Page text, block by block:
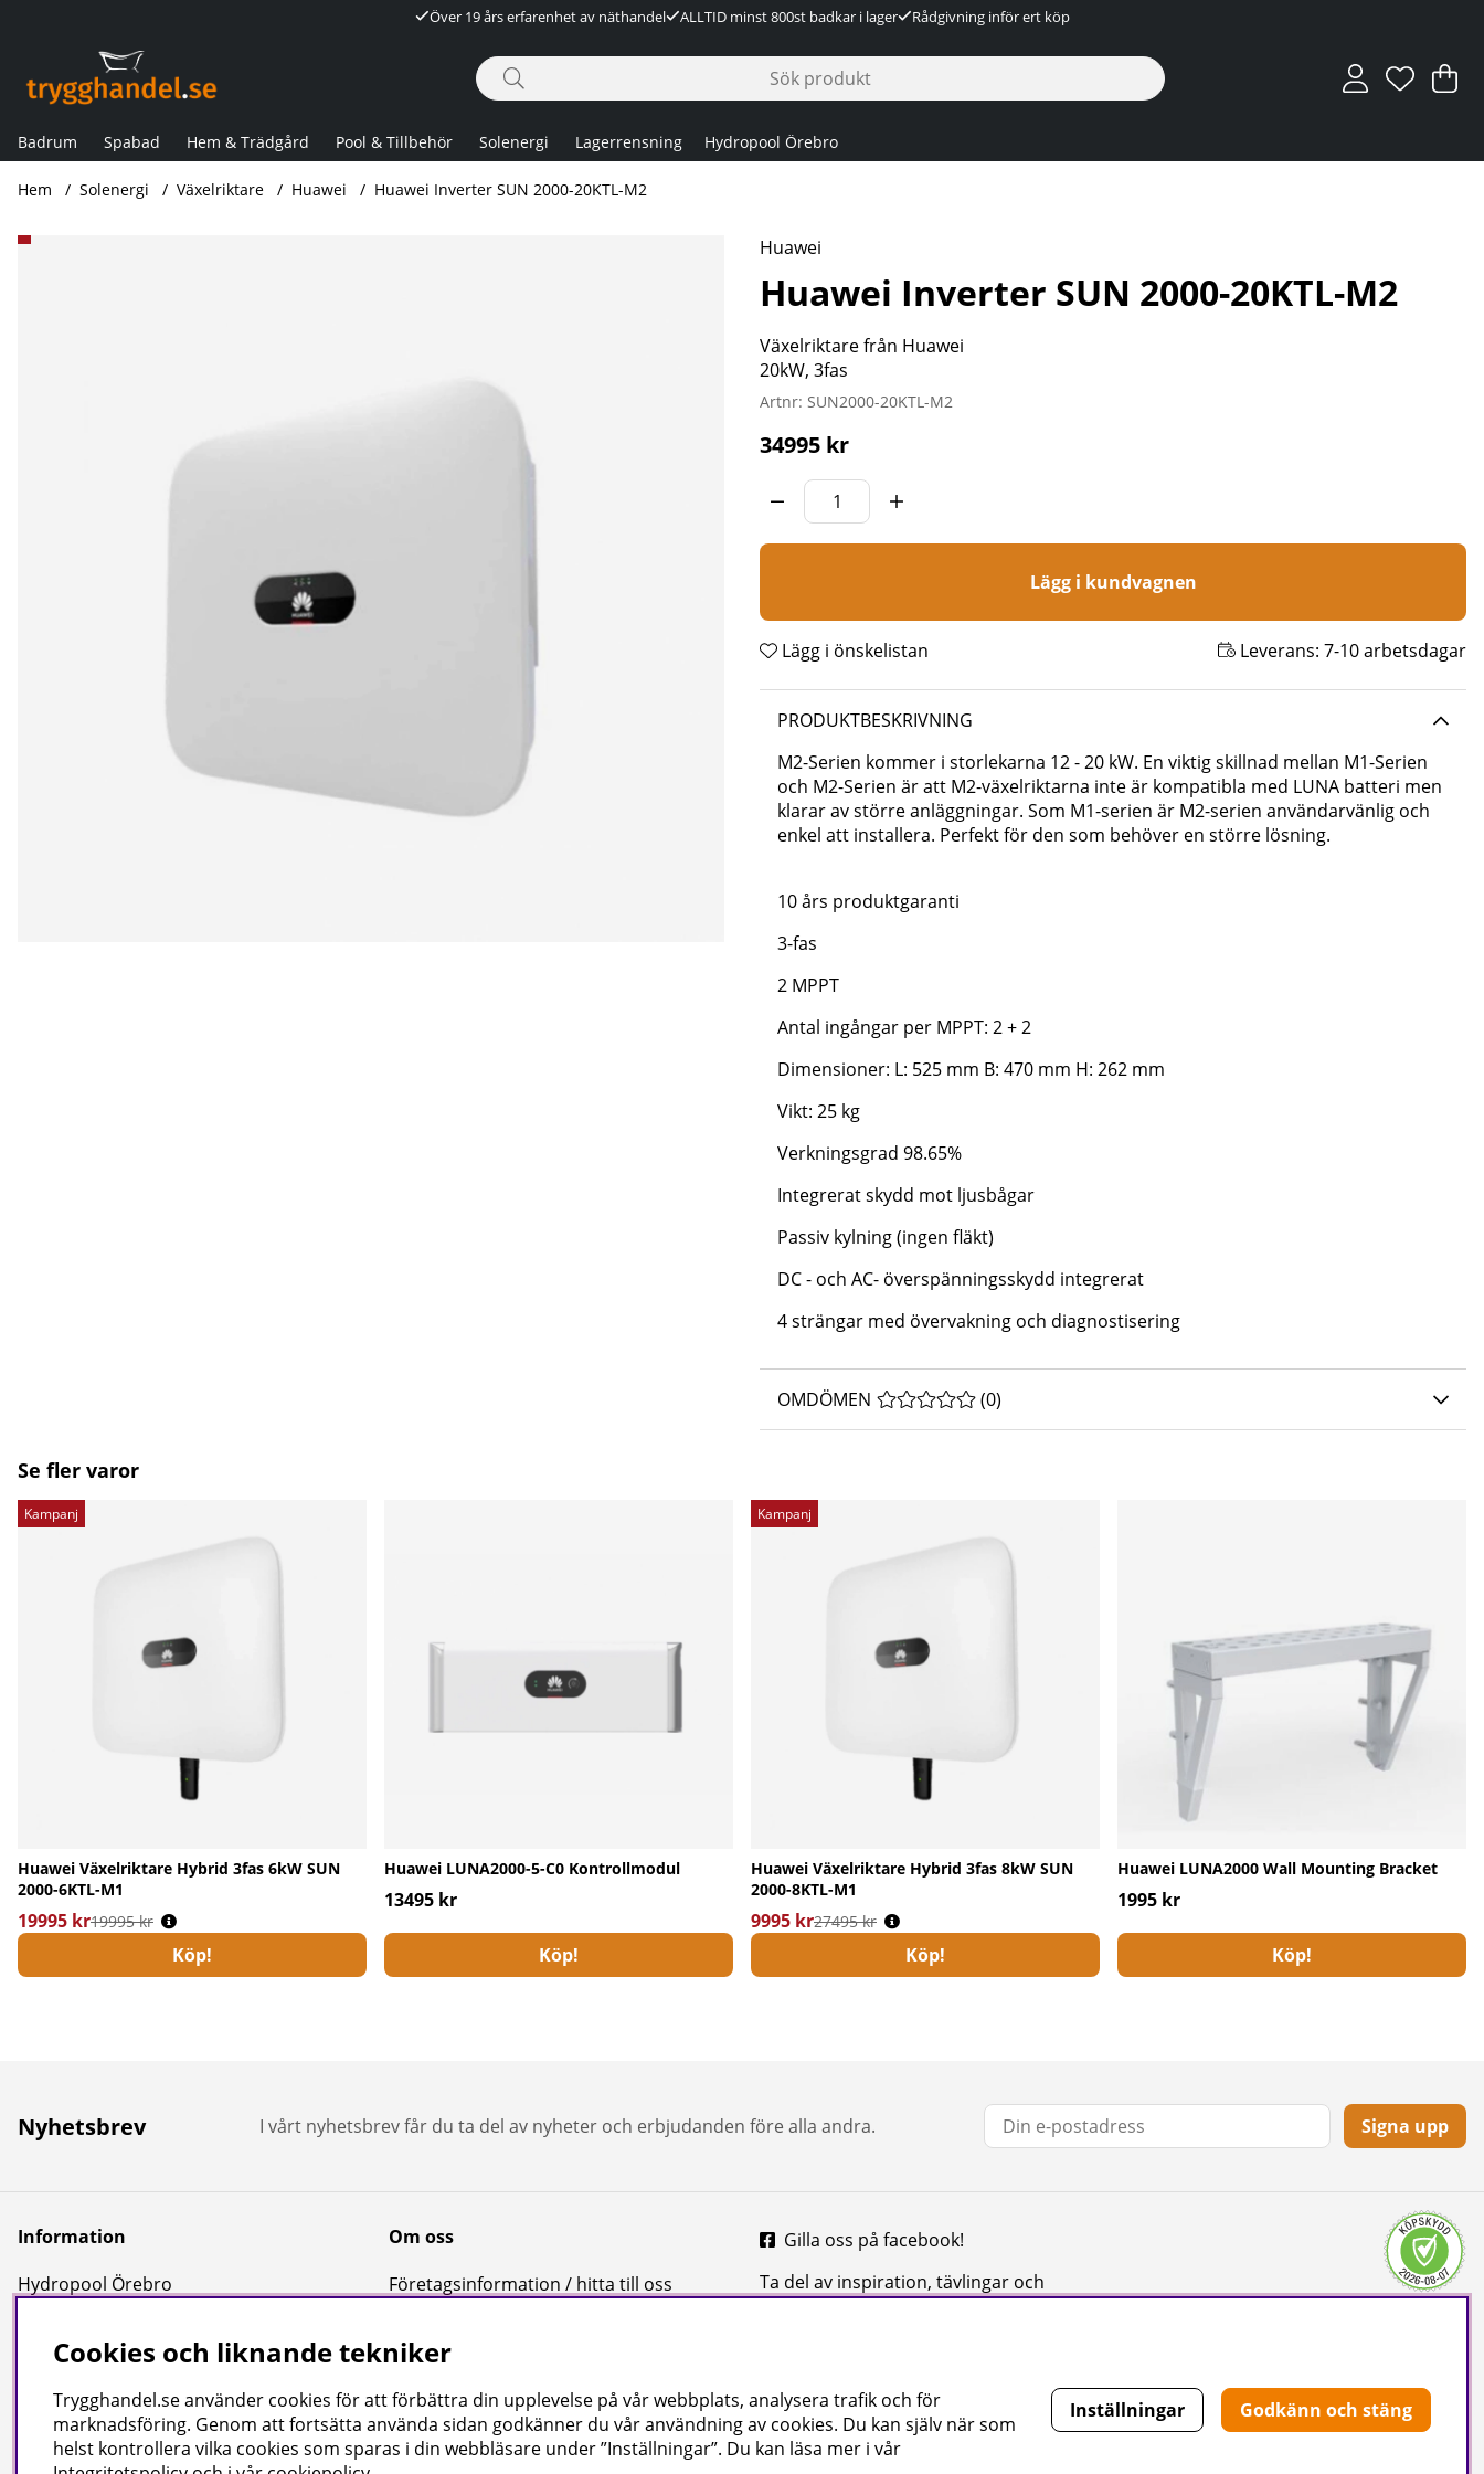
Över 19 års erfarenhet av näthandel ALLTID minst 800st badkar i lager Rådgivning inför ert köp
.
Badrum Spabad Hem & Trädgård Pool & Tillbehör Solenergi Lagerrensning Hydropool Örebro
Hem Solenergi Växelriktare Huawei Huawei Inverter SUN 2000-20KTL-M2
Produktbilder Huawei Inverter SUN 2000-20KTL-M2 Huawei
Huawei Inverter SUN 2000-20KTL-M2
Växelriktare från Huawei
20kW, 3fas
Artnr: SUN2000-20KTL-M2
34995 kr
Lägg i kundvagnen
Lägg i önskelistan Leverans: 7-10 arbetsdagar
PRODUKTBESKRIVNING
M2-Serien kommer i storlekarna 12 - 20 kW. En viktig skillnad mellan M1-Serien
och M2-Serien är att M2-växelriktarna inte är kompatibla med LUNA batteri men
klarar av större anläggningar. Som M1-serien är M2-serien användarvänlig och
enkel att installera. Perfekt för den som behöver en större lösning.
10 års produktgaranti
3-fas
2 MPPT
Antal ingångar per MPPT: 2 + 2
Dimensioner: L: 525 mm B: 470 mm H: 262 mm
Vikt: 25 kg
Verkningsgrad 98.65%
Integrerat skydd mot ljusbågar
Passiv kylning (ingen fläkt)
DC - och AC- överspänningsskydd integrerat
4 strängar med övervakning och diagnostisering
OMDÖMEN MEDELBETYG 0 AV 5 ANTAL BETYG 0
(0)
Se fler varor
Kampanj
Huawei Växelriktare Hybrid 3fas 6kW SUN
2000-6KTL-M1
19995 kr
Ordinarie pris:
19995 kr
Köp!
Huawei LUNA2000-5-C0 Kontrollmodul
13495 kr
Köp!
Kampanj
Huawei Växelriktare Hybrid 3fas 8kW SUN
2000-8KTL-M1
9995 kr
Ordinarie pris:
27495 kr
Köp!
Huawei LUNA2000 Wall Mounting Bracket
1995 kr
Köp!
Nyhetsbrev I vårt nyhetsbrev får du ta del av nyheter och erbjudanden före alla andra. Signa upp
Information
Hydropool Örebro
Reportage & Guider
Köpvillkor
Integritetspolicy
Uppgifter för leverans
Om oss
Företagsinformation / hitta till oss
Gilla oss på facebook!
Ta del av inspiration, tävlingar och
mycket mer
Cookies och liknande tekniker
Trygghandel.se använder cookies för att förbättra din upplevelse på vår webbplats, analysera trafik och för
marknadsföring. Genom att fortsätta använda sidan godkänner du vår användning av cookies. Du kan själv när som
helst kontrollera vilka cookies som sparas i din webbläsare under ”Inställningar”. Du kan läsa mer i vår
Inställningar Godkänn och stäng